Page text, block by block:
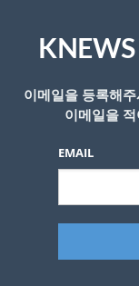
료를 접수하며,
상 소지자들이
연령별로 나누어
영상 시연을 제
태권도연맹
히, 이번 경연 심
하여 아시아, 아
목으로 나누어 각
이메일을 등록해
이메일을
EMAIL